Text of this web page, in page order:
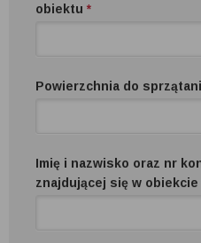
obiektu *
Powierzchnia do
Imię i nazwisko oraz nr
znajdującej się w obiekcie